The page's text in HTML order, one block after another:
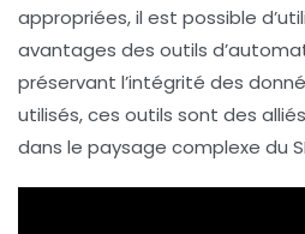
appropriées, il est possible
avantages des outils
préservant l’intégrité des
utilisés, ces outils sont des
dans le paysage complexe du